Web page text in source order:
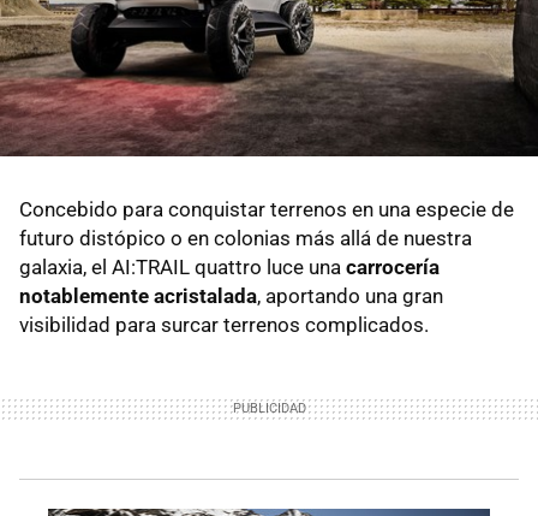
Concebido para conquistar terrenos en una especie de
futuro distópico o en colonias más allá de nuestra
galaxia, el AI:TRAIL quattro luce una carrocería
notablemente acristalada, aportando una gran
visibilidad para surcar terrenos complicados.